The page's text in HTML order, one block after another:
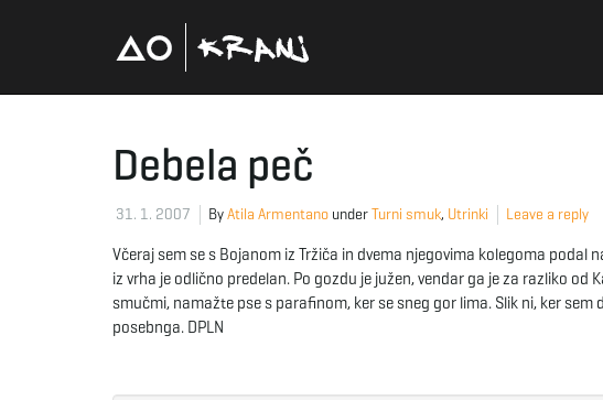
Debela peč
31. 1. 2007 ByAtila Armentano underTurni smuk, Utrinki Leave a reply
Včeraj sem se s Bojanom iz Tržiča in dvema njegovima kolegoma podal
iz vrha je odlično predelan. Po gozdu je južen, vendar ga je za razliko
smučmi, namažte pse s parafinom, ker se sneg gor lima. Slik ni, ker
posebnga. DPLN